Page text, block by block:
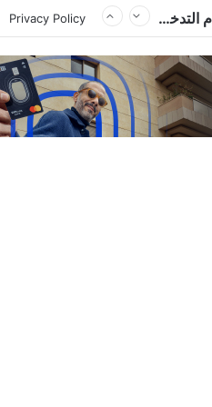
من تشاد .. وزير الخارجية المصري يؤكد أهمية احترام دول الجوار لسيادة السودان وأمنه وعدم التدخل في شؤونه الداخلية Privacy Policy